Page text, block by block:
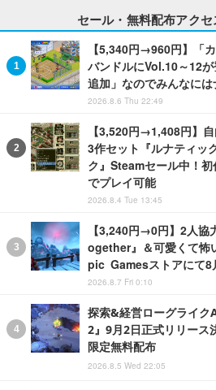
セール・無料配布アク
【5,340円→960円】「
バンドルにVol.10～12
追加」なのでみんなには
2026.8.6 Thu 22:49
【3,520円→1,408円】
3作セット『ルナティッ
ク』Steamセール中！
でプレイ可能
2026.8.4 Tue 13:45
【3,240円→0円】2人
ogether』＆可愛くて
pic Gamesストアにて8
2026.8.7 Fri 0:10
探索&経営ローグライ
2』9月2日正式リリース
限定無料配布
2026.8.5 Wed 22:05